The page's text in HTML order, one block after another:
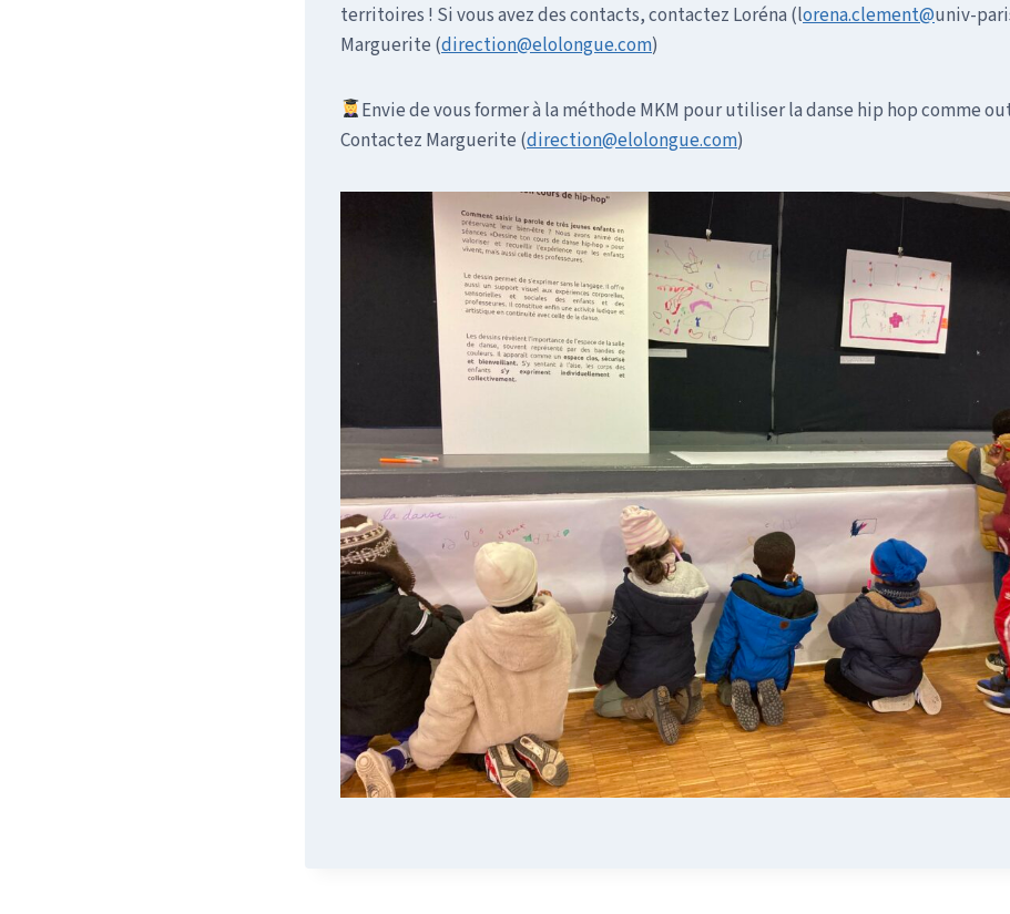
territoires ! Si vous avez des contacts, contactez Loréna (lorena.clement@univ-
Marguerite (direction@elolongue.com)
Envie de vous former à la méthode MKM pour utiliser la danse hip hop comme
Contactez Marguerite (direction@elolongue.com)